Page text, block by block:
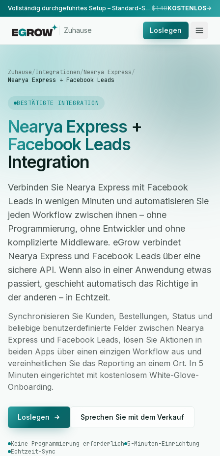
Vollständig durchgeführtes Setup – Standard-Setup, durchgeführt von unserem Team. $149KOSTENLOS
Zuhause Loslegen
Zuhause/Integrationen/Nearya Express/
Nearya Express + Facebook Leads
BESTÄTIGTE INTEGRATION
Nearya Express+
Facebook Leads
Integration
Verbinden Sie Nearya Express mit Facebook
Leads in wenigen Minuten und automatisieren Sie
jeden Workflow zwischen ihnen – ohne
Programmierung, ohne Entwickler und ohne
komplizierte Middleware. eGrow verbindet
Nearya Express und Facebook Leads über eine
sichere API. Wenn also in einer Anwendung etwas
passiert, geschieht automatisch das Richtige in
der anderen – in Echtzeit.
Synchronisieren Sie Kunden, Bestellungen, Status und
beliebige benutzerdefinierte Felder zwischen Nearya
Express und Facebook Leads, lösen Sie Aktionen in
beiden Apps über einen einzigen Workflow aus und
vereinheitlichen Sie das Reporting an einem Ort. In 5
Minuten eingerichtet mit kostenlosem White-Glove-
Onboarding.
Loslegen Sprechen Sie mit dem Verkauf
Keine Programmierung erforderlich 5-Minuten-Einrichtung
Echtzeit-Sync